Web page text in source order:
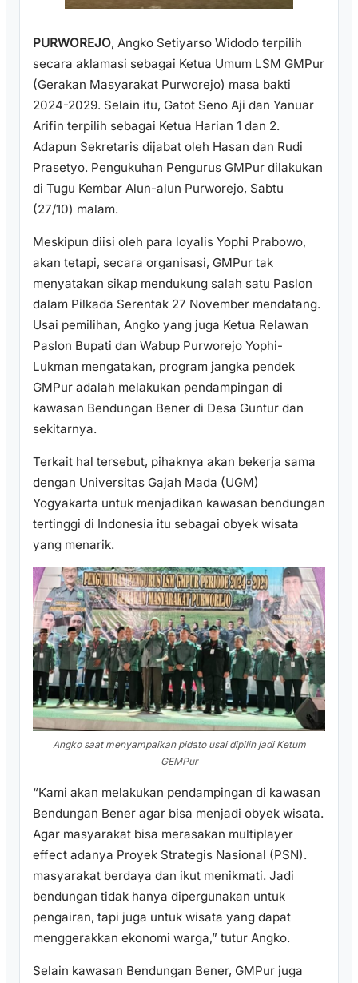
PURWOREJO, Angko Setiyarso Widodo terpilih
secara aklamasi sebagai Ketua Umum LSM GMPur
(Gerakan Masyarakat Purworejo) masa bakti
2024-2029. Selain itu, Gatot Seno Aji dan Yanuar
Arifin terpilih sebagai Ketua Harian 1 dan 2.
Adapun Sekretaris dijabat oleh Hasan dan Rudi
Prasetyo. Pengukuhan Pengurus GMPur dilakukan
di Tugu Kembar Alun-alun Purworejo, Sabtu
(27/10) malam.
Meskipun diisi oleh para loyalis Yophi Prabowo,
akan tetapi, secara organisasi, GMPur tak
menyatakan sikap mendukung salah satu Paslon
dalam Pilkada Serentak 27 November mendatang.
Usai pemilihan, Angko yang juga Ketua Relawan
Paslon Bupati dan Wabup Purworejo Yophi-
Lukman mengatakan, program jangka pendek
GMPur adalah melakukan pendampingan di
kawasan Bendungan Bener di Desa Guntur dan
sekitarnya.
Terkait hal tersebut, pihaknya akan bekerja sama
dengan Universitas Gajah Mada (UGM)
Yogyakarta untuk menjadikan kawasan bendungan
tertinggi di Indonesia itu sebagai obyek wisata
yang menarik.
Angko saat menyampaikan pidato usai dipilih jadi Ketum
GEMPur
“Kami akan melakukan pendampingan di kawasan
Bendungan Bener agar bisa menjadi obyek wisata.
Agar masyarakat bisa merasakan multiplayer
effect adanya Proyek Strategis Nasional (PSN).
masyarakat berdaya dan ikut menikmati. Jadi
bendungan tidak hanya dipergunakan untuk
pengairan, tapi juga untuk wisata yang dapat
menggerakkan ekonomi warga,” tutur Angko.
Selain kawasan Bendungan Bener, GMPur juga